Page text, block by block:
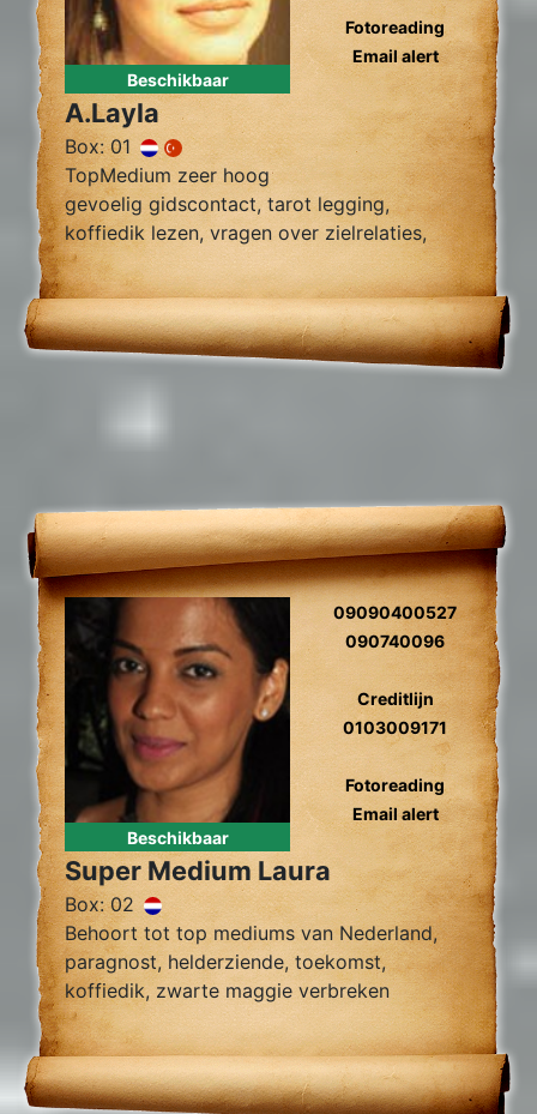
Beschikbaar
Fotoreading
Email alert
A.Layla
Box: 01
TopMedium zeer hoog
gevoelig gidscontact, tarot legging,
koffiedik lezen, vragen over zielrelaties,
werk, financiën wegnemen van blokkades,
relatie herstel
Beschikbaar
09090400527
090740096
Creditlijn
0103009171
Fotoreading
Email alert
Super Medium Laura
Box: 02
Behoort tot top mediums van Nederland,
paragnost, helderziende, toekomst,
koffiedik, zwarte maggie verbreken
zielsliefde, zielsverwanten, gidscontact,
relatieproblemen, levensvragen.